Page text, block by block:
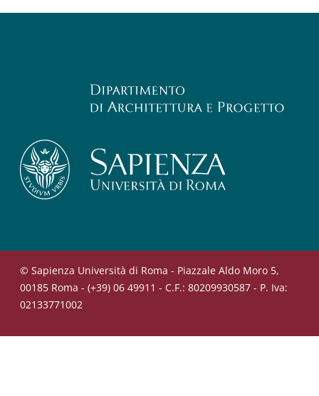
© Sapienza Università di Roma - Piazzale Aldo Moro 5,
00185 Roma - (+39) 06 49911 - C.F.: 80209930587 - P. Iva:
02133771002